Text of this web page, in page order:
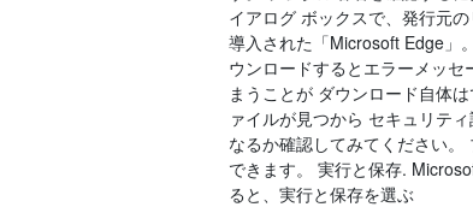
イアログ ボックスで、発行元
導入された「Microsoft Edge」
ウンロードするとエラーメッ
まうことが ダウンロード自体
ァイルが見つから セキュリテ
なるか確認してみてください
できます。 実行と保存.
ると、実行と保存を選ぶ